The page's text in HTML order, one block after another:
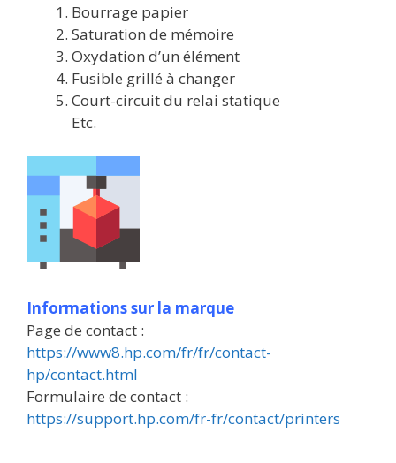
Bourrage papier
Saturation de mémoire
Oxydation d’un élément
Fusible grillé à changer
Court-circuit du relai statique
Etc.
Informations sur la marque
Page de contact :
https://www8.hp.com/fr/fr/contact-
hp/contact.html
Formulaire de contact :
https://support.hp.com/fr-fr/contact/printers